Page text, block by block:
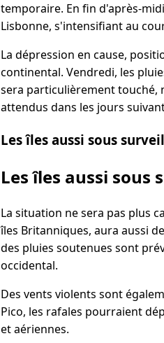
temporaire. En fin d'après-
Lisbonne, s'intensifiant au
La dépression en cause,
continental. Vendredi, les
sera particulièrement touché,
attendus dans les jours
Les îles aussi sous
Les îles aussi sous
La situation ne sera pas plus
îles Britanniques, aura aussi
des pluies soutenues sont
occidental.
Des vents violents sont
Pico, les rafales pourraient
et aériennes.